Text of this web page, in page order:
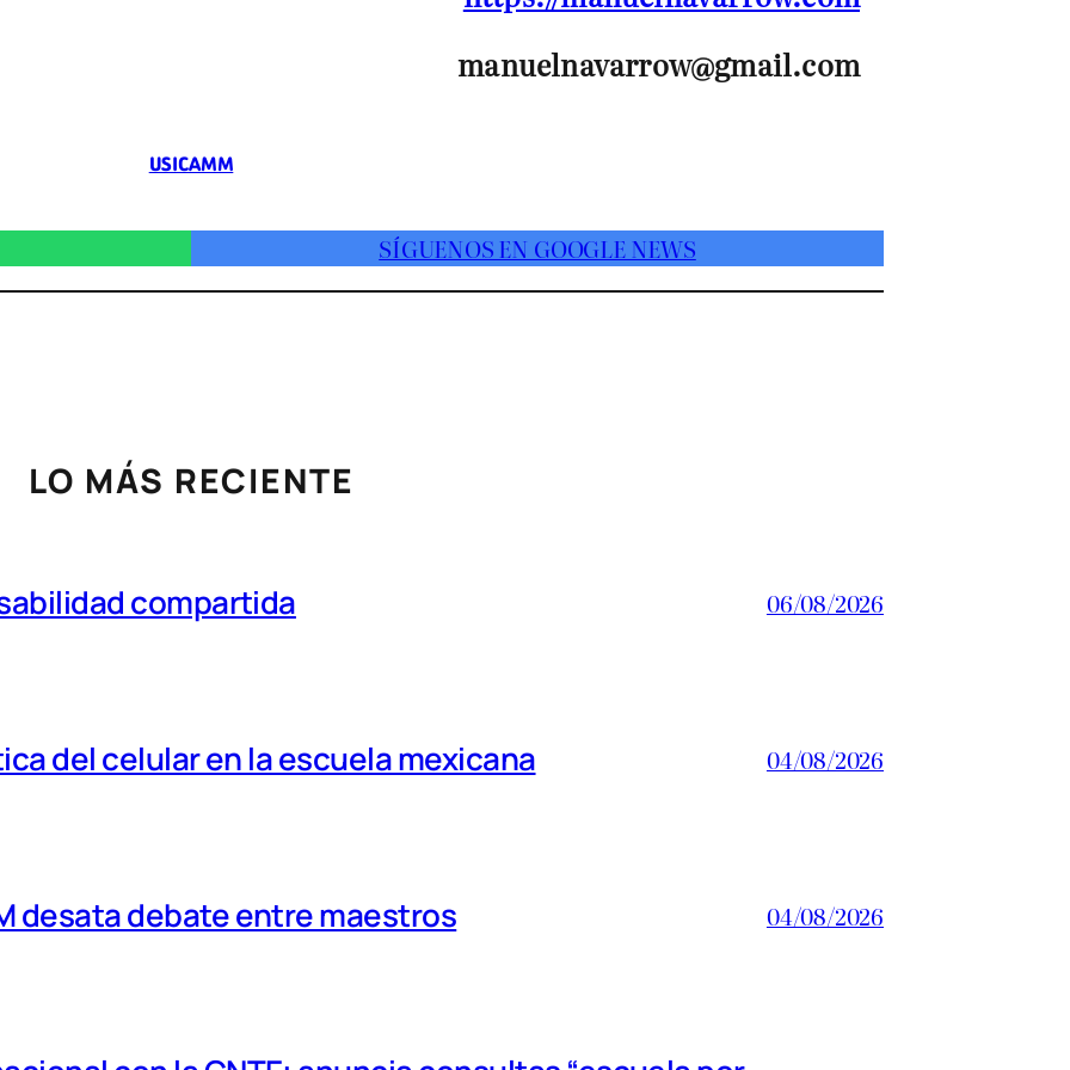
manuelnavarrow@gmail.com
USICAMM
SÍGUENOS EN GOOGLE NEWS
LO MÁS RECIENTE
compartida 06/08/2026
del celular en la escuela mexicana 04/08/2026
desata debate entre maestros 04/08/2026